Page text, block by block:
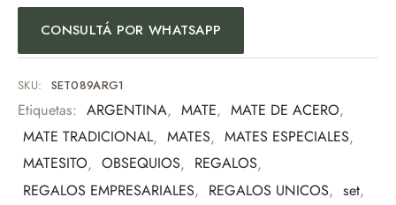
buen gusto.
Uso personal
Eventos especiales
Amantes del mate
Una pieza pensada para quienes valoran los detalles y la
tradición.
CONSULTÁ POR WHATSAPP
SKU: SET089ARG1
Etiquetas: ARGENTINA, MATE, MATE DE ACERO,
MATE TRADICIONAL, MATES, MATES ESPECIALES,
MATESITO, OBSEQUIOS, REGALOS,
REGALOS EMPRESARIALES, REGALOS UNICOS, set,